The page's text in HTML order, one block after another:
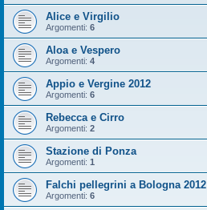
Alice e Virgilio
Argomenti: 6
Aloa e Vespero
Argomenti: 4
Appio e Vergine 2012
Argomenti: 6
Rebecca e Cirro
Argomenti: 2
Stazione di Ponza
Argomenti: 1
Falchi pellegrini a Bologna 2012
Argomenti: 6